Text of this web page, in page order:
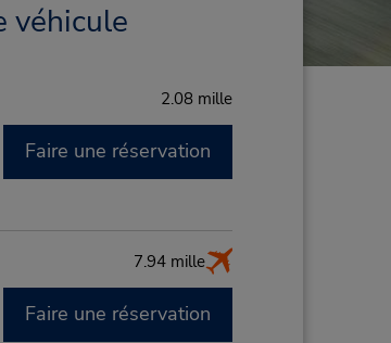
véhicule
2.08 mille
Faire une réservation
7.94 mille
Faire une réservation